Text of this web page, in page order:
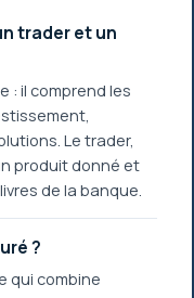
trader et un
: il comprend les
Le trader,
produit donné et
de la banque.
?
qui combine